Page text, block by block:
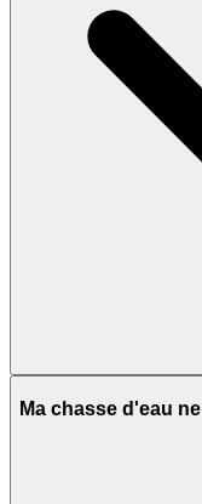
Ma chasse d'eau